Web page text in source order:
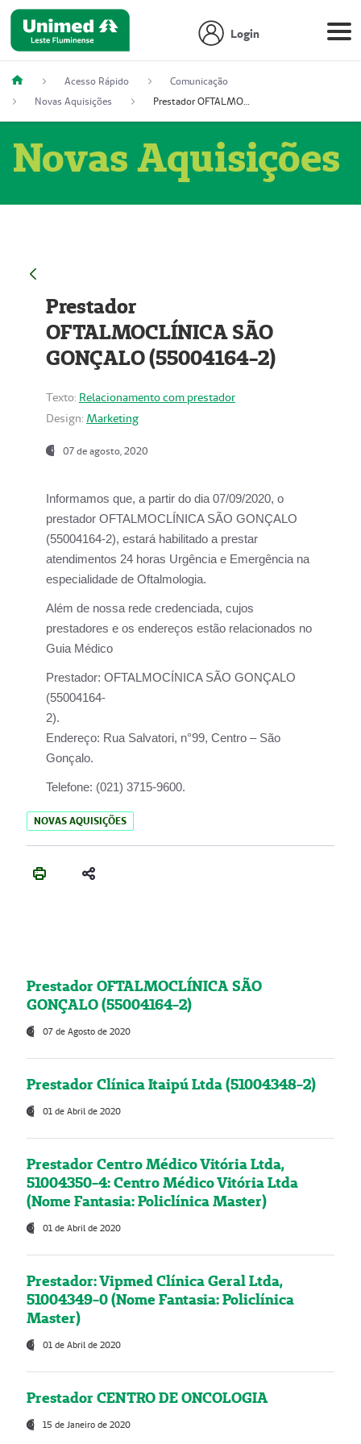
Login
Acesso Rápido
Comunicação
Novas Aquisições
Prestador OFTALMOCLÍNICA SÃO GONÇALO (55004164-2)
Novas Aquisições
Prestador
OFTALMOCLÍNICA SÃO
GONÇALO (55004164-2)
Texto: Relacionamento com prestador
Design: Marketing
07 de agosto, 2020
Informamos que, a partir do dia07/09/2020, o
prestador OFTALMOCLÍNICA SÃO GONÇALO
(55004164-2), estará habilitado a prestar
atendimentos 24 horas Urgência e Emergência na
especialidade de Oftalmologia.
Além de nossa rede credenciada, cujos
prestadores e os endereços estão relacionados no
Guia Médico
Prestador: OFTALMOCÍNICA SÃO GONÇALO
(55004164-
2).
Endereço: Rua Salvatori, n°99, Centro – São
Gonçalo.
Telefone: (021) 3715-9600.
NOVAS AQUISIÇÕES
Prestador OFTALMOCLÍNICA SÃO
GONÇALO (55004164-2)
07 de Agosto de 2020
Prestador Clínica Itaipú Ltda (51004348-2)
01 de Abril de 2020
Prestador Centro Médico Vitória Ltda,
51004350-4: Centro Médico Vitória Ltda
(Nome Fantasia: Policlínica Master)
01 de Abril de 2020
Prestador: Vipmed Clínica Geral Ltda,
51004349-0 (Nome Fantasia: Policlínica
Master)
01 de Abril de 2020
Prestador CENTRO DE ONCOLOGIA
15 de Janeiro de 2020